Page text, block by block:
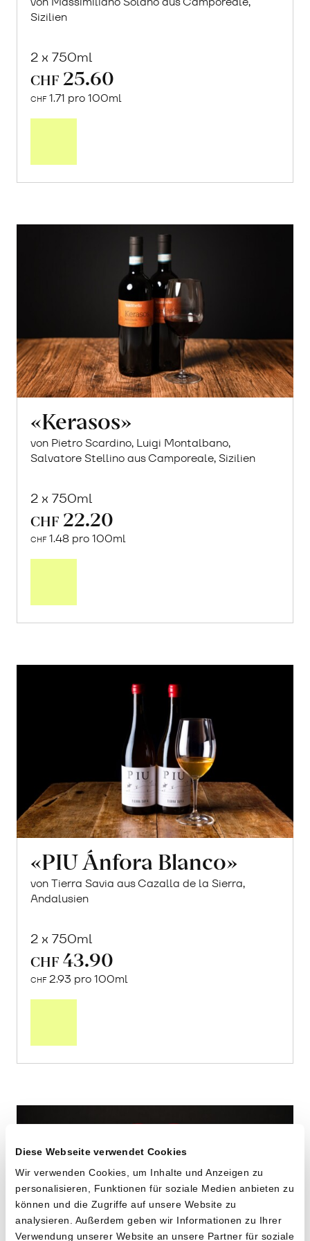
Diese Webseite verwendet Cookies
Wir verwenden Cookies, um Inhalte und Anzeigen zu
personalisieren, Funktionen für soziale Medien anbieten zu
können und die Zugriffe auf unsere Website zu
analysieren. Außerdem geben wir Informationen zu Ihrer
Verwendung unserer Website an unsere Partner für soziale
Sizilien
2 x 750ml
CHF 25.60
CHF 1.71 pro 100ml
«Kerasos»
von Pietro Scardino, Luigi Montalbano,
Salvatore Stellino aus Camporeale, Sizilien
2 x 750ml
CHF 22.20
CHF 1.48 pro 100ml
«PIU Ánfora Blanco»
von Tierra Savia aus Cazalla de la Sierra,
Andalusien
2 x 750ml
CHF 43.90
CHF 2.93 pro 100ml